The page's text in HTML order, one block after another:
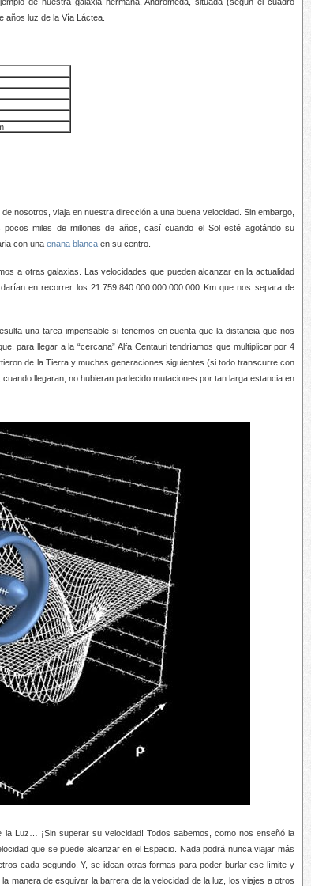
años luz de la Vía Láctea.
nosotros, viaja en nuestra dirección a una buena velocidad. Sin embargo,
miles de millones de años, casí cuando el Sol esté agotándo su
con una enana blanca en su centro.
a otras galaxias. Las velocidades que pueden alcanzar en la actualidad
en recorrer los 21.759.840.000.000.000.000 Km que nos separa de
una tarea impensable si tenemos en cuenta que la distancia que nos
para llegar a la “cercana” Alfa Centauri tendríamos que multiplicar por 4
de la Tierra y muchas generaciones siguientes (si todo transcurre con
llegaran, no hubieran padecido mutaciones por tan larga estancia en
Luz… ¡Sin superar su velocidad! Todos sabemos, como nos enseñó la
que se puede alcanzar en el Espacio. Nada podrá nunca viajar más
cada segundo. Y, se idean otras formas para poder burlar ese límite y
manera de esquivar la barrera de la velocidad de la luz, los viajes a otros